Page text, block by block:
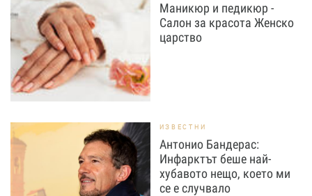
Маникюр и педикюр -
Салон за красота Женско
царство
ИЗВЕСТНИ
Антонио Бандерас:
Инфарктът беше най-
хубавото нещо, което ми
се е случвало